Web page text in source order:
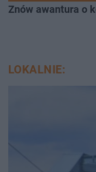
Znów awantura o
LOKALNIE: